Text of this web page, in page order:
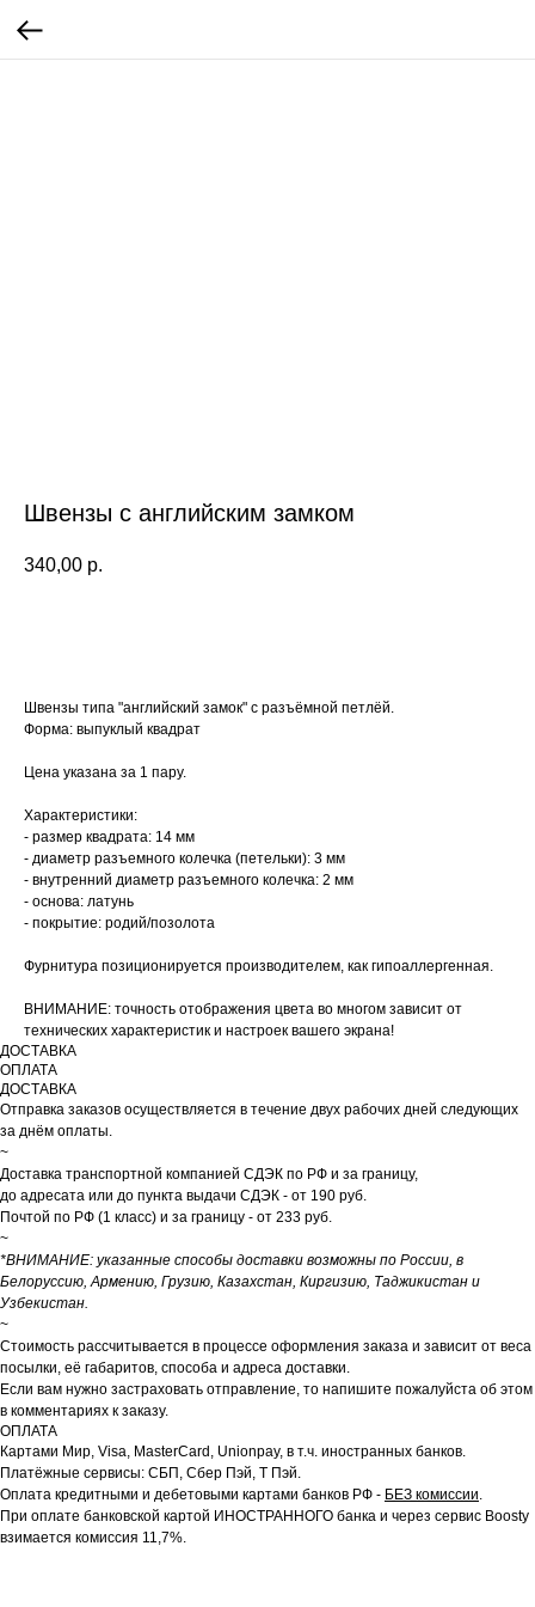
Швензы с английским замком
340,00 р.
Швензы типа "английский замок" с разъёмной петлёй.
Форма: выпуклый квадрат
Цена указана за 1 пару.
Характеристики:
- размер квадрата: 14 мм
- диаметр разъемного колечка (петельки): 3 мм
- внутренний диаметр разъемного колечка: 2 мм
- основа: латунь
- покрытие: родий/позолота
Фурнитура позиционируется производителем, как гипоаллергенная.
ВНИМАНИЕ: точность отображения цвета во многом зависит от
технических характеристик и настроек вашего экрана!
ДОСТАВКА
ОПЛАТА
ДОСТАВКА
Отправка заказов осуществляется в течение двух рабочих дней следующих
за днём оплаты.
~
Доставка транспортной компанией СДЭК по РФ и за границу,
до адресата или до пункта выдачи СДЭК - от 190 руб.
Почтой по РФ (1 класс) и за границу - от 233 руб.
~
*ВНИМАНИЕ: указанные способы доставки возможны по России, в
Белоруссию, Армению, Грузию, Казахстан, Киргизию, Таджикистан и
Узбекистан.
~
Стоимость рассчитывается в процессе оформления заказа и зависит от веса
посылки, её габаритов, способа и адреса доставки.
Если вам нужно застраховать отправление, то напишите пожалуйста об этом
в комментариях к заказу.
ОПЛАТА
Картами Мир, Visa, MasterCard, Unionpay, в т.ч. иностранных банков.
Платёжные сервисы: СБП, Сбер Пэй, Т Пэй.
Оплата кредитными и дебетовыми картами банков РФ - БЕЗ комиссии.
При оплате банковской картой ИНОСТРАННОГО банка и через сервис Boosty
взимается комиссия 11,7%.